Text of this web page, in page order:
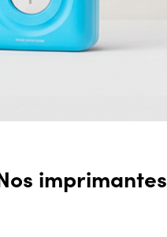
imprimantes